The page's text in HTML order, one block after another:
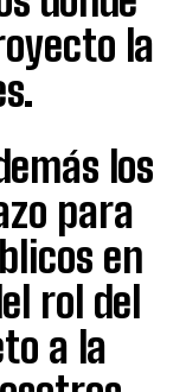
la
los
para
en
rol del
a la